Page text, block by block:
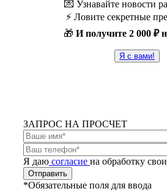
💌 Узнавайте новости
⚡️ Ловите секретные
🎁 И получите 2 000 ₽
Я с вами!
ЗАПРОС НА ПРОСЧЕТ
Я даю согласие на обработку
*Обязательные поля для ввода